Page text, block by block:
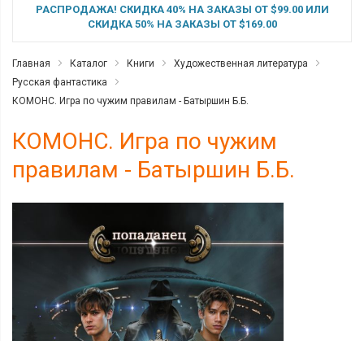
РАСПРОДАЖА! СКИДКА 40% НА ЗАКАЗЫ ОТ $99.00 ИЛИ
СКИДКА 50% НА ЗАКАЗЫ ОТ $169.00
Главная Каталог Книги
Художественная литература
Русская фантастика
КОМОНС. Игра по чужим правилам - Батыршин Б.Б.
КОМОНС. Игра по чужим
правилам - Батыршин Б.Б.